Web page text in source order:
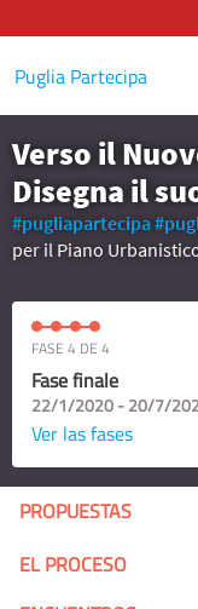
Puglia Partecipa
Verso il
Disegna il
#pugliapartecipa
per il Piano
FASE 4 DE 4
Fase finale
22/1/2020 - 20/7/
Ver las fases
PROPUESTAS
EL PROCESO